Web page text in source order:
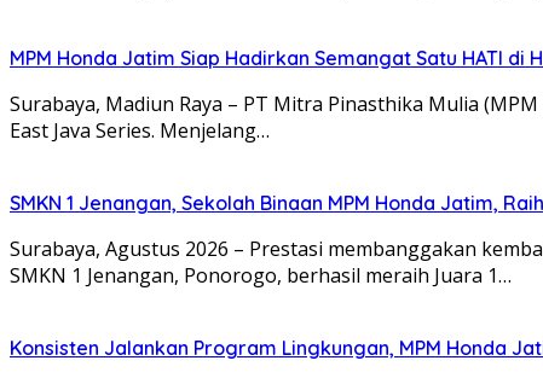
MPM Honda Jatim Siap Hadirkan Semangat Satu HATI di
Surabaya, Madiun Raya – PT Mitra Pinasthika Mulia
East Java Series. Menjelang…
SMKN 1 Jenangan, Sekolah Binaan MPM Honda Jatim,
Surabaya, Agustus 2026 – Prestasi membanggakan
SMKN 1 Jenangan, Ponorogo, berhasil meraih Juara 1…
Konsisten Jalankan Program Lingkungan, MPM Honda